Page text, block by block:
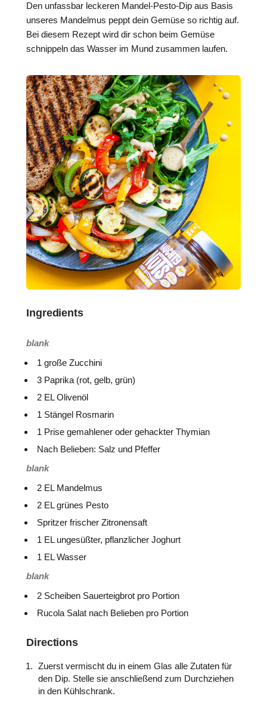
Den unfassbar leckeren Mandel-Pesto-Dip aus Basis
unseres Mandelmus peppt dein Gemüse so richtig auf.
Bei diesem Rezept wird dir schon beim Gemüse
schnippeln das Wasser im Mund zusammen laufen.
Ingredients
blank
1 große Zucchini
3 Paprika (rot, gelb, grün)
2 EL Olivenöl
1 Stängel Rosmarin
1 Prise gemahlener oder gehackter Thymian
Nach Belieben: Salz und Pfeffer
blank
2 EL Mandelmus
2 EL grünes Pesto
Spritzer frischer Zitronensaft
1 EL ungesüßter, pflanzlicher Joghurt
1 EL Wasser
blank
2 Scheiben Sauerteigbrot pro Portion
Rucola Salat nach Belieben pro Portion
Directions
Zuerst vermischt du in einem Glas alle Zutaten für
den Dip. Stelle sie anschließend zum Durchziehen
in den Kühlschrank.